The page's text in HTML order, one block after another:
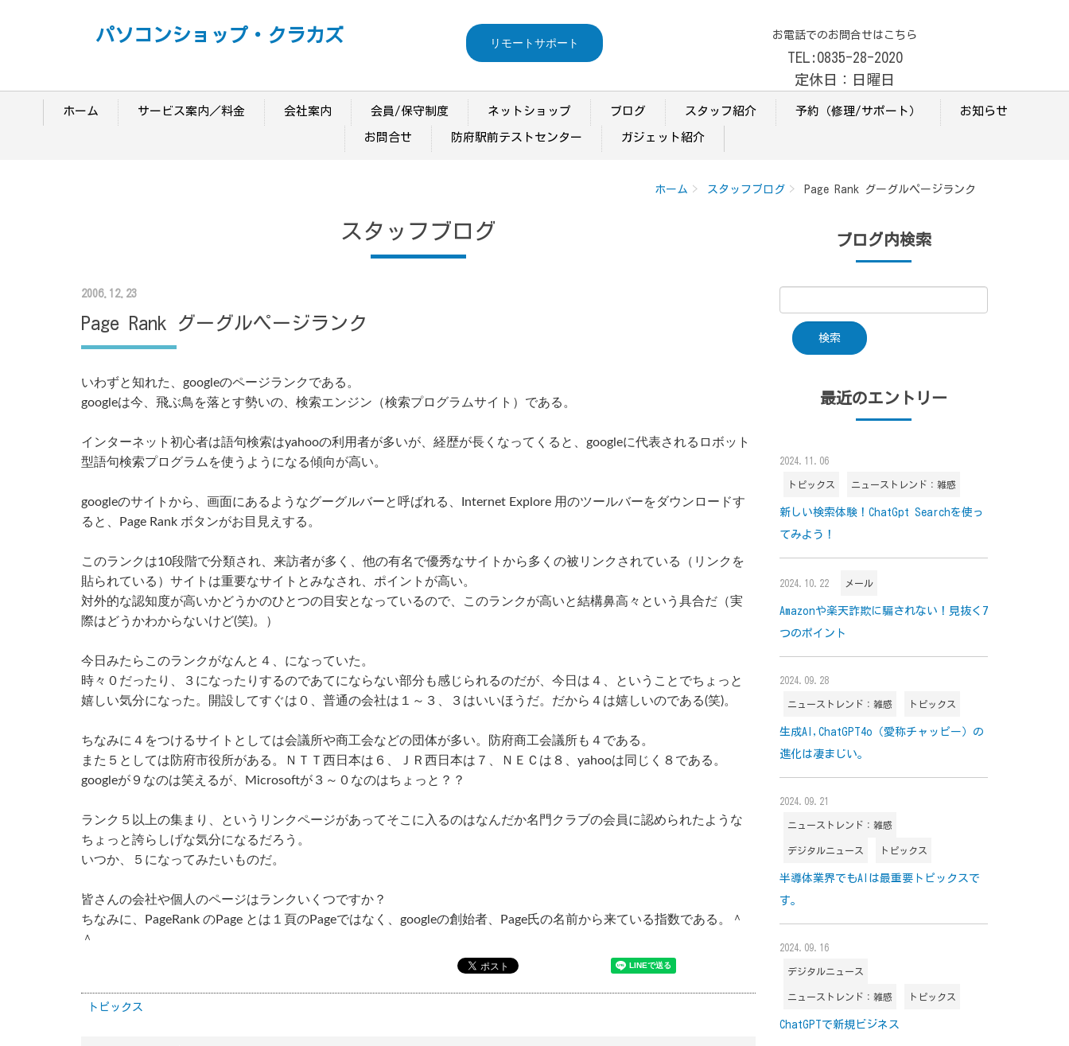
パソコンショップ・クラカズ リモートサポート
お電話でのお問合せはこちら
TEL:0835-28-2020
定休日：日曜日
ホーム サービス案内／料金 会社案内 会員/保守制度 ネットショップ ブログ スタッフ紹介 予約（修理/サポート） お知らせ
お問合せ 防府駅前テストセンター ガジェット紹介
ホーム スタッフブログ Page Rank グーグルページランク
スタッフブログ
2006.12.23
Page Rank グーグルページランク
いわずと知れた、googleのページランクである。
googleは今、飛ぶ鳥を落とす勢いの、検索エンジン（検索プログラムサイト）である。
インターネット初心者は語句検索はyahooの利用者が多いが、経歴が長くなってくると、googleに代表されるロボット
型語句検索プログラムを使うようになる傾向が高い。
googleのサイトから、画面にあるようなグーグルバーと呼ばれる、Internet Explore 用のツールバーをダウンロードす
ると、Page Rank ボタンがお目見えする。
このランクは10段階で分類され、来訪者が多く、他の有名で優秀なサイトから多くの被リンクされている（リンクを
貼られている）サイトは重要なサイトとみなされ、ポイントが高い。
対外的な認知度が高いかどうかのひとつの目安となっているので、このランクが高いと結構鼻高々という具合だ（実
際はどうかわからないけど(笑)。）
今日みたらこのランクがなんと４、になっていた。
時々０だったり、３になったりするのであてにならない部分も感じられるのだが、今日は４、ということでちょっと
嬉しい気分になった。開設してすぐは０、普通の会社は１～３、３はいいほうだ。だから４は嬉しいのである(笑)。
ちなみに４をつけるサイトとしては会議所や商工会などの団体が多い。防府商工会議所も４である。
また５としては防府市役所がある。ＮＴＴ西日本は６、ＪＲ西日本は７、ＮＥＣは８、yahooは同じく８である。
googleが９なのは笑えるが、Microsoftが３～０なのはちょっと？？
ランク５以上の集まり、というリンクページがあってそこに入るのはなんだか名門クラブの会員に認められたような
ちょっと誇らしげな気分になるだろう。
いつか、５になってみたいものだ。
皆さんの会社や個人のページはランクいくつですか？
ちなみに、PageRank のPage とは１頁のPageではなく、googleの創始者、Page氏の名前から来ている指数である。＾
＾
トピックス
ブログ内検索
最近のエントリー
2024.11.06
トピックス ニューストレンド：雑感
新しい検索体験！ChatGpt Searchを使っ
てみよう！
2024.10.22 メール
Amazonや楽天詐欺に騙されない！見抜く7
つのポイント
2024.09.28
ニューストレンド：雑感 トピックス
生成AI,ChatGPT4o（愛称チャッピー）の
進化は凄まじい。
2024.09.21
ニューストレンド：雑感
デジタルニュース トピックス
半導体業界でもAIは最重要トピックスで
す。
2024.09.16
デジタルニュース
ニューストレンド：雑感 トピックス
ChatGPTで新規ビジネス